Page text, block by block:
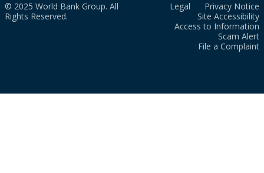
© 2025 World Bank Group. All
Rights Reserved.
Legal
Privacy Notice
Site Accessibility
Access to Information
Scam Alert
File a Complaint